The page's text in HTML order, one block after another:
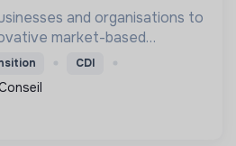
and organisations to
market-based
the lives of low-income
of ecosystems they
CDI